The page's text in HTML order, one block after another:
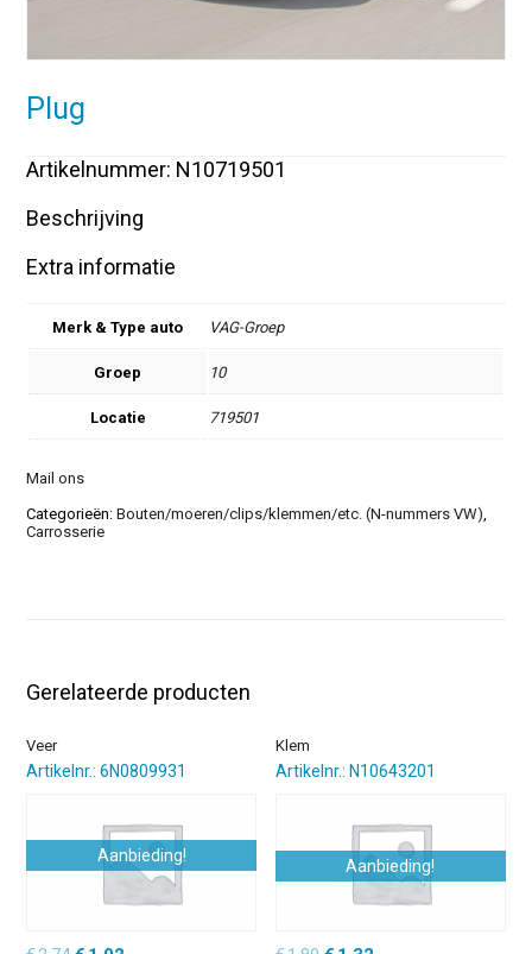
Plug
Artikelnummer: N10719501
Beschrijving
Extra informatie
Merk & Type auto VAG-Groep
Groep 10
Locatie 719501
Mail ons
Categorieën:Bouten/moeren/clips/klemmen/etc. (N-nummers VW),
Carrosserie
Gerelateerde producten
Veer
Artikelnr.: 6N0809931
Aanbieding!
Klem
Artikelnr.: N10643201
Aanbieding!